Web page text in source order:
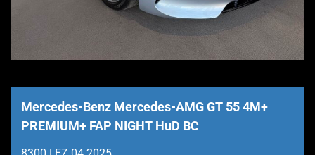
Mercedes-Benz Mercedes-AMG GT 55 4M+
PREMIUM+ FAP NIGHT HuD BC